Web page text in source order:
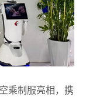
乘制服亮相，携